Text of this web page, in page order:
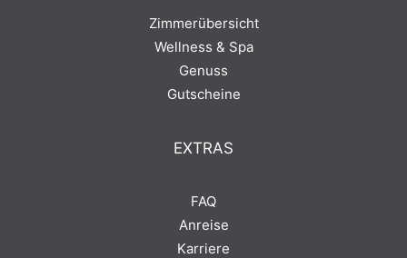
Zimmerübersicht
Wellness & Spa
Genuss
Gutscheine
EXTRAS
FAQ
Anreise
Karriere